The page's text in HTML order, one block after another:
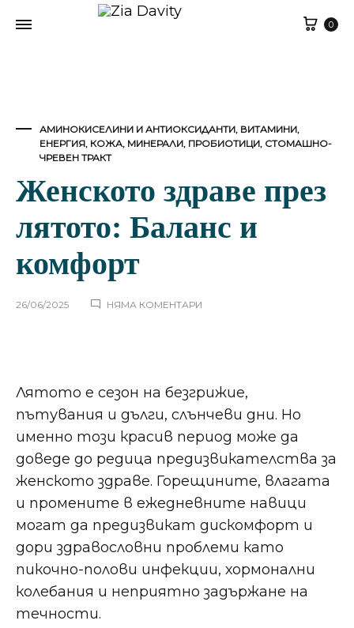
0
АМИНОКИСЕЛИНИ И АНТИОКСИДАНТИ, ВИТАМИНИ,
ЕНЕРГИЯ, КОЖА, МИНЕРАЛИ, ПРОБИОТИЦИ, СТОМАШНО-
ЧРЕВЕН ТРАКТ
Женското здраве през
лятото: Баланс и
комфорт
26/06/2025 НЯМА КОМЕНТАРИ
И
КОМФОРТ
Лятото е сезон на безгрижие,
пътувания и дълги, слънчеви дни. Но
именно този красив период може да
доведе до редица предизвикателства за
женското здраве. Горещините, влагата
и промените в ежедневните навици
могат да предизвикат дискомфорт и
дори здравословни проблеми като
пикочно-полови инфекции, хормонални
колебания и неприятно задържане на
течности.